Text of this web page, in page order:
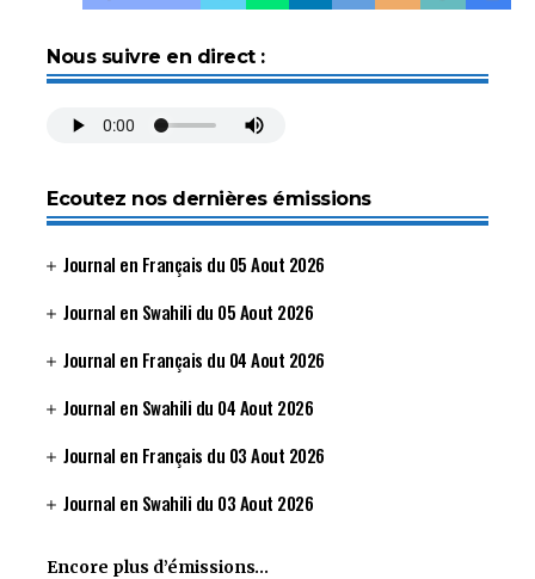
Nous suivre en direct :
Ecoutez nos dernières émissions
Journal en Français du 05 Aout 2026
Journal en Swahili du 05 Aout 2026
Journal en Français du 04 Aout 2026
Journal en Swahili du 04 Aout 2026
Journal en Français du 03 Aout 2026
Journal en Swahili du 03 Aout 2026
Encore plus d’émissions…